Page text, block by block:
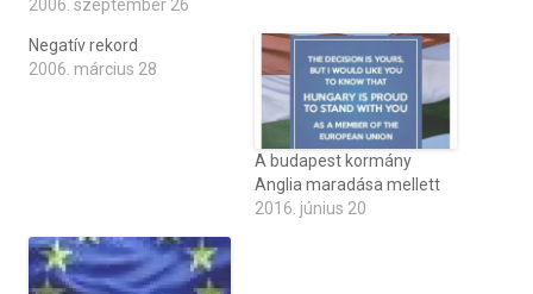
2006. szeptember 26
Negatív rekord
2006. március 28
A budapest kormány
Anglia maradása mellett
2016. június 20